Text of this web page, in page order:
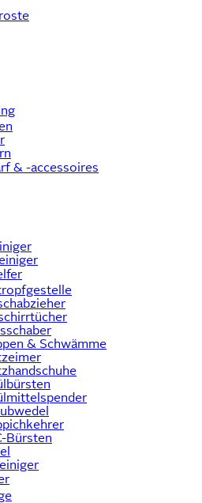
& -accessoires
& Schwämme
Bürsten